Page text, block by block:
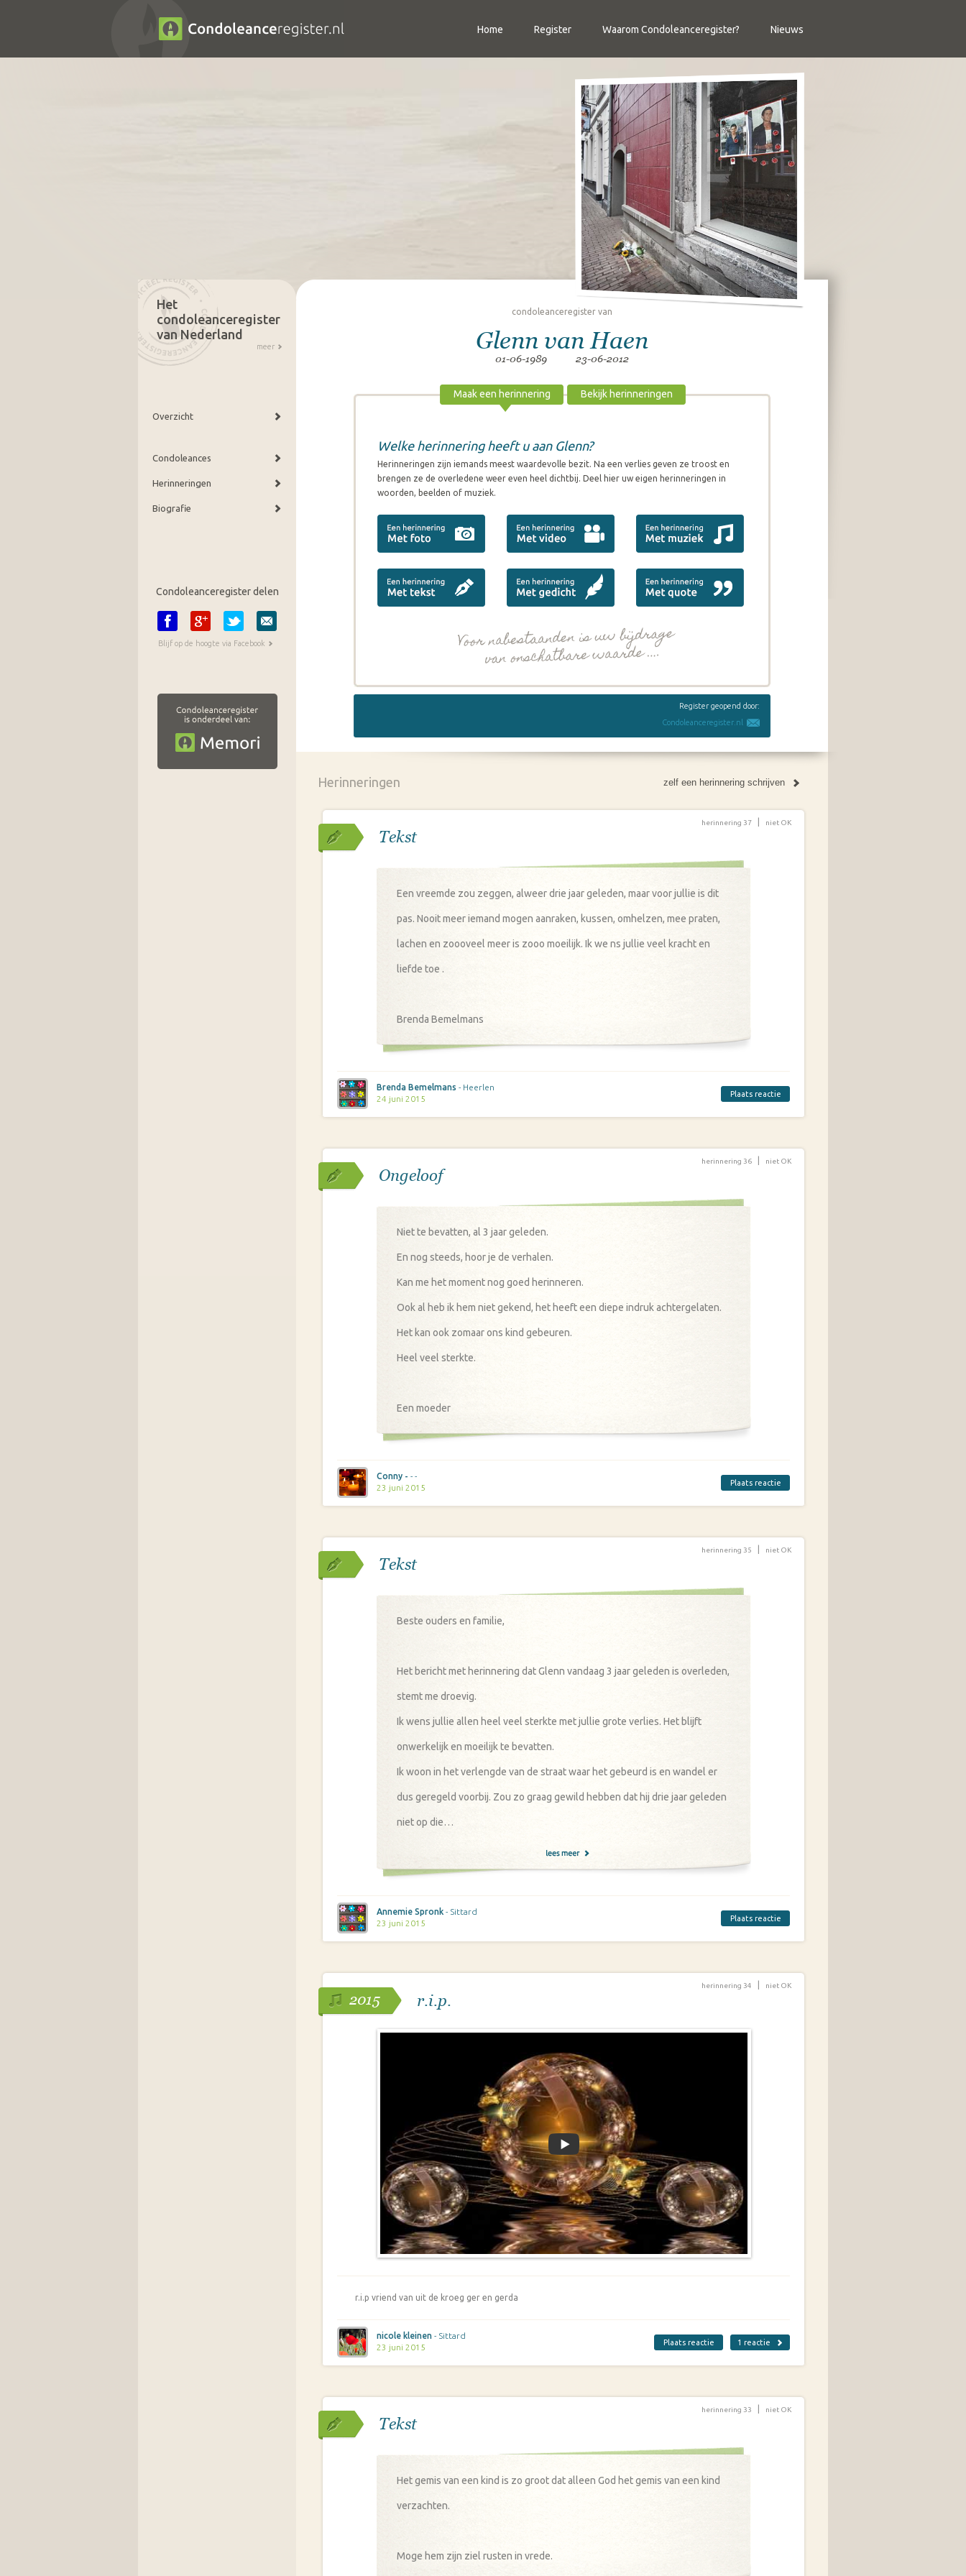
condoleanceregister van
Glenn van Haen
01-06-1989 23-06-2012
Welke herinnering heeft u aan Glenn?
Herinneringen zijn iemands meest waardevolle bezit. Na een verlies geven ze troost en
brengen ze de overledene weer even heel dichtbij. Deel hier uw eigen herinneringen in
woorden, beelden of muziek.
Maak een herinnering Bekijk herinneringen
Register geopend door:
Condoleanceregister.nl
zelf een herinnering schrijven
Herinneringen
Tekst
herinnering 37 niet OK
Een vreemde zou zeggen, alweer drie jaar geleden, maar voor jullie is dit
pas. Nooit meer iemand mogen aanraken, kussen, omhelzen, mee praten,
lachen en zoooveel meer is zooo moeilijk. Ik we ns jullie veel kracht en
liefde toe .
Brenda Bemelmans
Brenda Bemelmans - Heerlen
24 juni 2015
Plaats reactie
Ongeloof
herinnering 36 niet OK
Niet te bevatten, al 3 jaar geleden.
En nog steeds, hoor je de verhalen.
Kan me het moment nog goed herinneren.
Ook al heb ik hem niet gekend, het heeft een diepe indruk achtergelaten.
Het kan ook zomaar ons kind gebeuren.
Heel veel sterkte.
Een moeder
Conny - - -
23 juni 2015
Plaats reactie
Tekst
herinnering 35 niet OK
Beste ouders en familie,
Het bericht met herinnering dat Glenn vandaag 3 jaar geleden is overleden,
stemt me droevig.
Ik wens jullie allen heel veel sterkte met jullie grote verlies. Het blijft
onwerkelijk en moeilijk te bevatten.
Ik woon in het verlengde van de straat waar het gebeurd is en wandel er
dus geregeld voorbij. Zou zo graag gewild hebben dat hij drie jaar geleden
niet op die…
Annemie Spronk - Sittard
23 juni 2015
Plaats reactie
2015 r.i.p.
herinnering 34 niet OK
r.i.p vriend van uit de kroeg ger en gerda
nicole kleinen - Sittard
23 juni 2015
1 reactie
Plaats reactie
Tekst
herinnering 33 niet OK
Het gemis van een kind is zo groot dat alleen God het gemis van een kind
verzachten.
Moge hem zijn ziel rusten in vrede.
Het
condoleanceregister
van Nederland
meer
Overzicht
Condoleances
Herinneringen
Biografie
Condoleanceregister delen
Blijf op de hoogte via Facebook
Nieuws
Waarom Condoleanceregister?
Register
Home